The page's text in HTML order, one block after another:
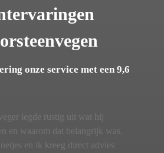
onze service met een 9,6
legde rustig uit wat hij
en waarom dat belangrijk was.
en ik kreeg direct advies